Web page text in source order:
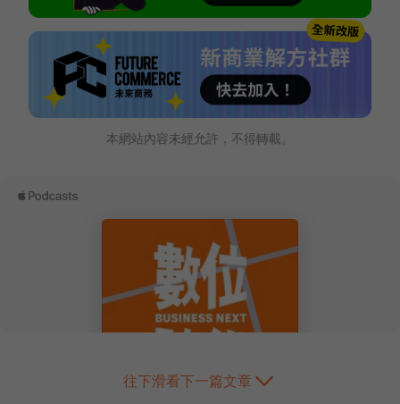
本網站內容未經允許，不得轉載。
往下滑看下一篇文章